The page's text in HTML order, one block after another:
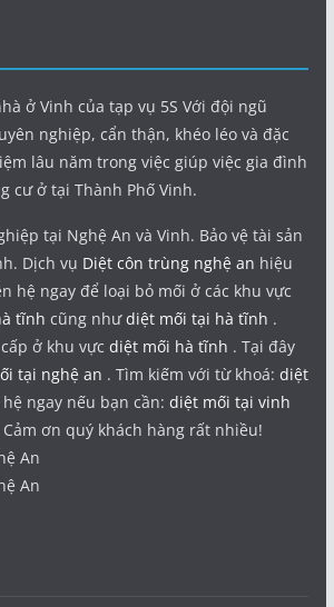
ở Vinh của tạp vụ 5S Với đội ngũ
nghiệp, cẩn thận, khéo léo và đặc
lâu năm trong việc giúp việc gia đình
cư ở tại Thành Phố Vinh.
tại Nghệ An và Vinh. Bảo vệ tài sản
Dịch vụ Diệt côn trùng nghệ an hiệu
hệ ngay để loại bỏ mối ở các khu vực
tĩnh cũng nhưdiệt mối tại hà tĩnh .
ở khu vực diệt mối hà tĩnh . Tại đây
tại nghệ an . Tìm kiếm với từ khoá: diệt
hệ ngay nếu bạn cần: diệt mối tại vinh
Cảm ơn quý khách hàng rất nhiều!
An
An